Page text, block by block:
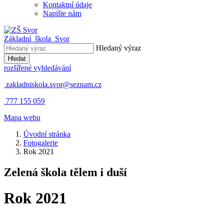
Kontaktní údaje
Napište nám
Základní škola Svor
Hledaný výraz
Hledat
rozšířené vyhledávání
zakladniskola.svor@seznam.cz
777 155 059
Mapa webu
Úvodní stránka
Fotogalerie
Rok 2021
Zelená škola tělem i duší
Rok 2021